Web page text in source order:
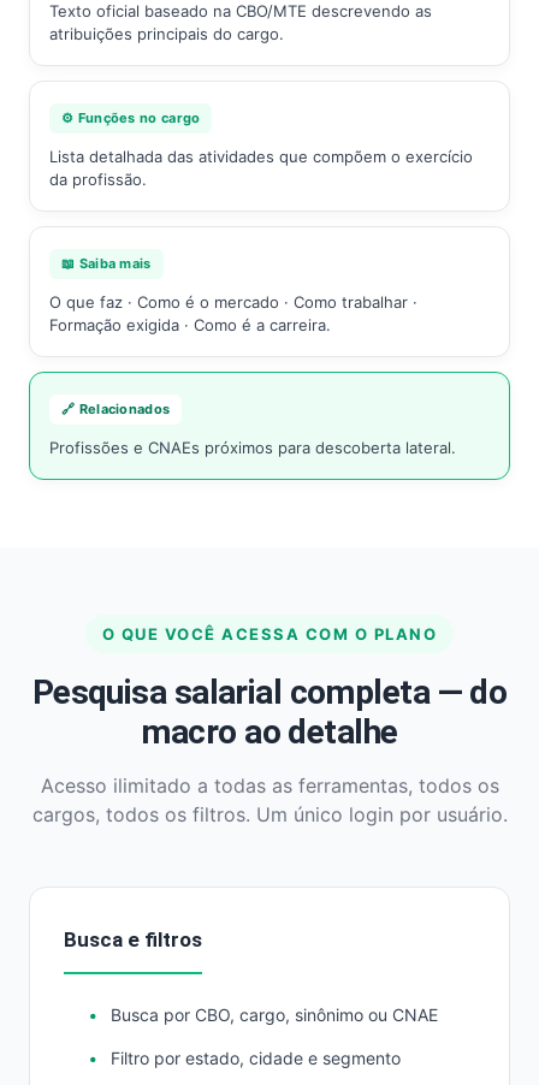
Texto oficial baseado na CBO/MTE descrevendo as
atribuições principais do cargo.
⚙️ Funções no cargo
Lista detalhada das atividades que compõem o exercício
da profissão.
📖 Saiba mais
O que faz · Como é o mercado · Como trabalhar ·
Formação exigida · Como é a carreira.
🔗 Relacionados
Profissões e CNAEs próximos para descoberta lateral.
O QUE VOCÊ ACESSA COM O PLANO
Pesquisa salarial completa — do
macro ao detalhe
Acesso ilimitado a todas as ferramentas, todos os
cargos, todos os filtros. Um único login por usuário.
Busca e filtros
Busca por CBO, cargo, sinônimo ou CNAE
Filtro por estado, cidade e segmento